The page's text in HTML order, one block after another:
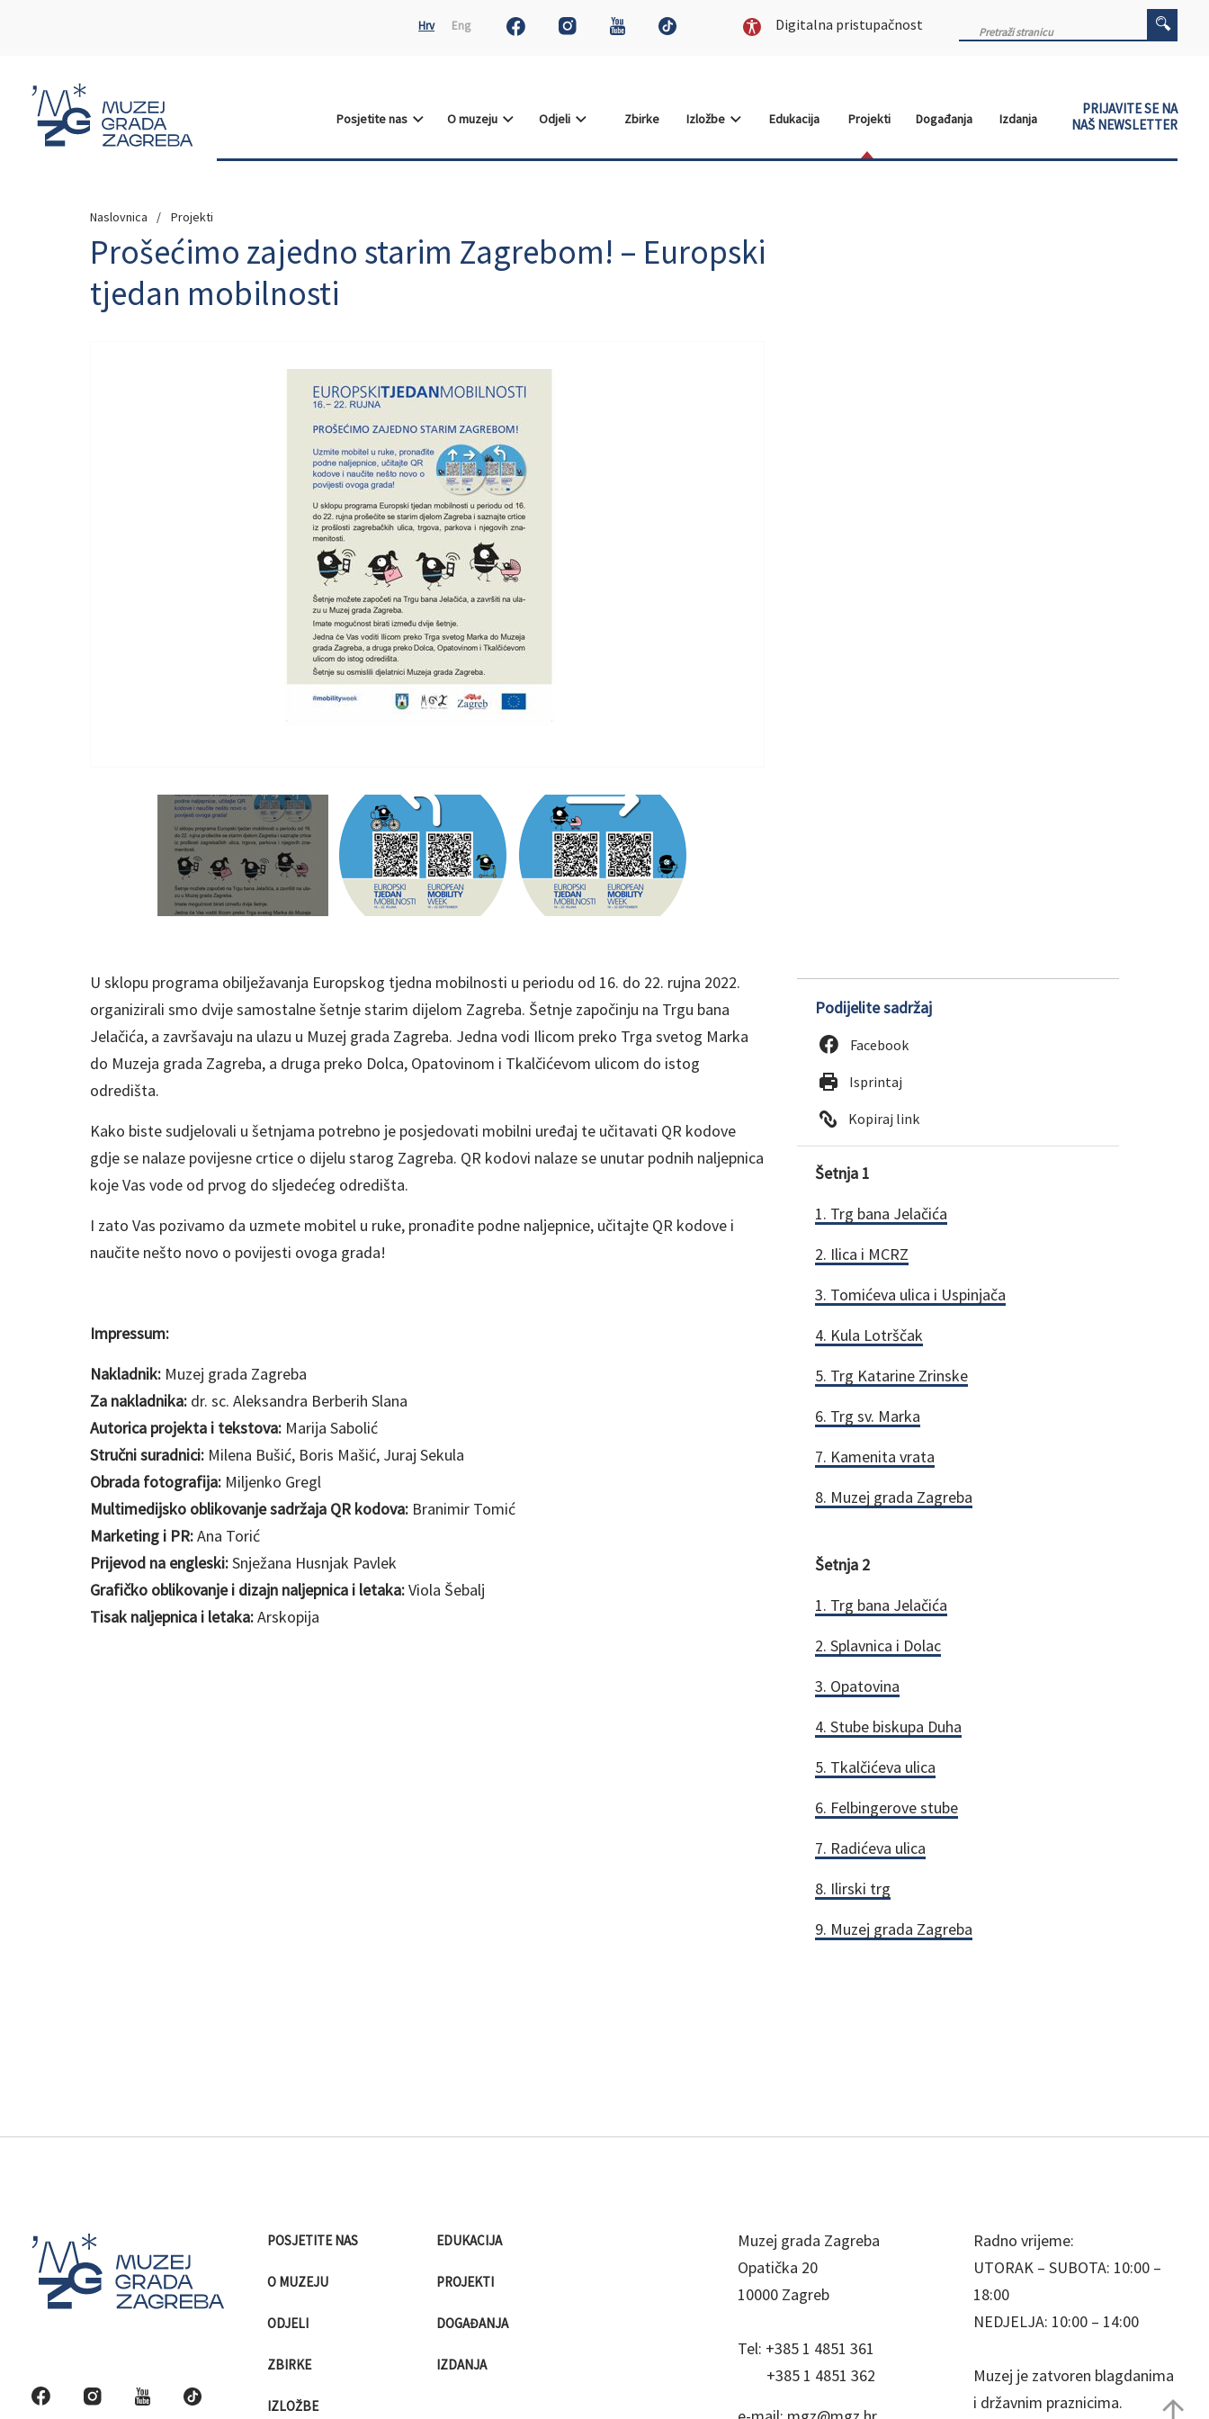
Hrv Eng Digitalna pristupačnost
Posjetite nas O muzeju Odjeli Zbirke Izložbe Edukacija Projekti Događanja Izdanja
PRIJAVITE SE NA
NAŠ NEWSLETTER
Naslovnica Projekti
Prošećimo zajedno starim Zagrebom! – Europski
tjedan mobilnosti
U sklopu programa obilježavanja Europskog tjedna mobilnosti u periodu od 16. do 22. rujna 2022.
organizirali smo dvije samostalne šetnje starim dijelom Zagreba. Šetnje započinju na Trgu bana
Jelačića, a završavaju na ulazu u Muzej grada Zagreba. Jedna vodi Ilicom preko Trga svetog Marka
do Muzeja grada Zagreba, a druga preko Dolca, Opatovinom i Tkalčićevom ulicom do istog
odredišta.
Kako biste sudjelovali u šetnjama potrebno je posjedovati mobilni uređaj te učitavati QR kodove
gdje se nalaze povijesne crtice o dijelu starog Zagreba. QR kodovi nalaze se unutar podnih naljepnica
koje Vas vode od prvog do sljedećeg odredišta.
I zato Vas pozivamo da uzmete mobitel u ruke, pronađite podne naljepnice, učitajte QR kodove i
naučite nešto novo o povijesti ovoga grada!
Impressum:
Nakladnik: Muzej grada Zagreba
Za nakladnika: dr. sc. Aleksandra Berberih Slana
Autorica projekta i tekstova: Marija Sabolić
Stručni suradnici: Milena Bušić, Boris Mašić, Juraj Sekula
Obrada fotografija: Miljenko Gregl
Multimedijsko oblikovanje sadržaja QR kodova: Branimir Tomić
Marketing i PR:Ana Torić
Prijevod na engleski:Snježana Husnjak Pavlek
Grafičko oblikovanje i dizajn naljepnica i letaka:Viola Šebalj
Tisak naljepnica i letaka:Arskopija
Podijelite sadržaj
Facebook
Isprintaj
Kopiraj link
Šetnja 1
1. Trg bana Jelačića
2. Ilica i MCRZ
3. Tomićeva ulica i Uspinjača
4. Kula Lotrščak
5. Trg Katarine Zrinske
6. Trg sv. Marka
7. Kamenita vrata
8. Muzej grada Zagreba
Šetnja 2
1. Trg bana Jelačića
2. Splavnica i Dolac
3. Opatovina
4. Stube biskupa Duha
5. Tkalčićeva ulica
6. Felbingerove stube
7. Radićeva ulica
8. Ilirski trg
9. Muzej grada Zagreba
POSJETITE NAS
O MUZEJU
ODJELI
ZBIRKE
IZLOŽBE
EDUKACIJA
PROJEKTI
DOGAĐANJA
IZDANJA
Muzej grada Zagreba
Opatička 20
10000 Zagreb
Tel: +385 1 4851 361
+385 1 4851 362
Radno vrijeme:
UTORAK – SUBOTA: 10:00 –
18:00
NEDJELJA: 10:00 – 14:00
Muzej je zatvoren blagdanima
i državnim praznicima.